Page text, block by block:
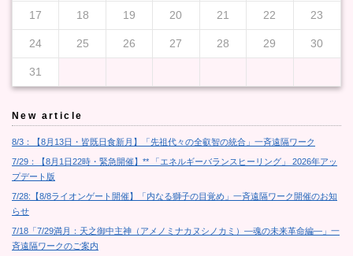
17 18 19 20 21 22 23
24 25 26 27 28 29 30
31
New article
8/3：【8月13日・皆既日食新月】「先祖代々の全叡智の統合」一斉遠隔ワーク
7/29：【8月1日22時・緊急開催】** 「エネルギーバランスヒーリング」 2026年アッ
プデート版
7/28:【8/8ライオンゲート開催】「内なる獅子の目覚め」一斉遠隔ワーク開催のお知
らせ
7/18「7/29満月：天之御中主神（アメノミナカヌシノカミ）―魂の未来革命編―」一
斉遠隔ワークのご案内